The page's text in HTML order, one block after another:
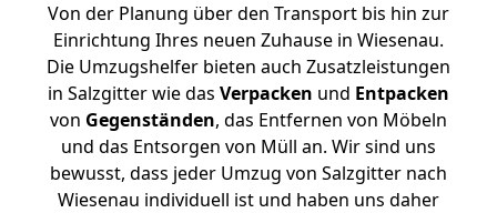
Von der Planung über den Transport bis hin zur
Einrichtung Ihres neuen Zuhause in Wiesenau.
Die Umzugshelfer bieten auch Zusatzleistungen
in Salzgitter wie das Verpacken und Entpacken
von Gegenständen, das Entfernen von Möbeln
und das Entsorgen von Müll an. Wir sind uns
bewusst, dass jeder Umzug von Salzgitter nach
Wiesenau individuell ist und haben uns daher